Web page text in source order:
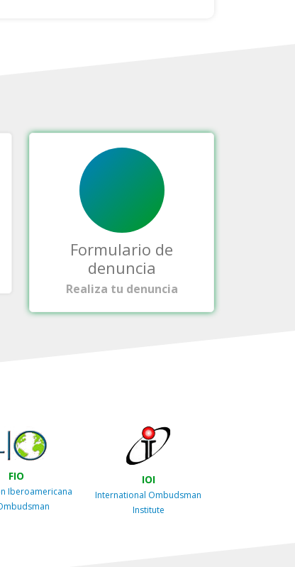
Formulario de
denuncia
Realiza tu denuncia
FIO
Iberoamericana
IOI
International Ombudsman
Institute